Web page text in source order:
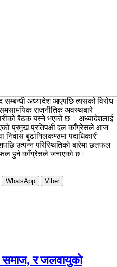
अध्यादेश आएपछि त्यसको विरोध
राजनीतिक अवस्थबारे
बैठक बस्ने भएको छ । अध्यादेशलाई
प्रमुख प्रतिपक्षी दल काँग्रेसले आज
निवास बुढानिलकण्ठमा पदाधिकारी
उत्पन्न परिस्थितिको बारेमा छलफल
हुने काँग्रेसले जनाएको छ।
WhatsApp Viber
समाज, र जलवायुको